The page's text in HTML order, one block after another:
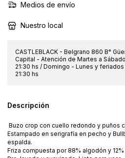
Medios de envío
Nuestro local
CASTLEBLACK - Belgrano 860 B°
Capital - Atención de Martes a
21:30 hs / Domingo - Lunes y feriados
21:30 hs
Descripción
⁠Buzo crop con cuello redondo y puños
Estampado en serigrafía en pecho y
espalda.
Friza compuesta por 88% algodón y